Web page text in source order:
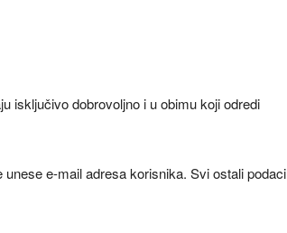
isključivo dobrovoljno i u obimu koji odredi
e-mail adresa korisnika. Svi ostali podaci